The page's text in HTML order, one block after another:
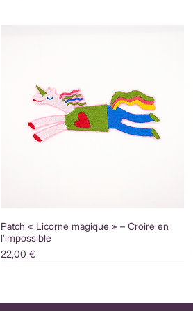
Patch « Licorne magique » – Croire en
l’impossible
Prix
22,00 €